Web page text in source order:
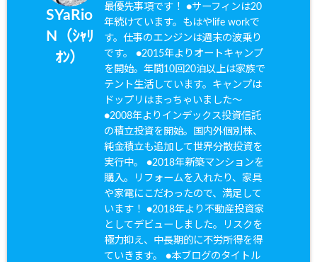
SYaRio
N（ｼｬﾘ
ｵﾝ）
最優先事項です！ ●サーフィンは20
年続けています。もはやlife workで
す。仕事のエンジンは週末の波乗り
です。 ●2015年よりオートキャンプ
を開始。年間10回20泊以上は家族で
テント生活しています。キャンプは
ドップリはまっちゃいました〜
●2008年よりインデックス投資信託
の積立投資を開始。国内外個別株、
純金積立も追加して世界分散投資を
実行中。 ●2018年新築マンションを
購入。リフォームを入れたり、家具
や家電にこだわったので、満足して
います！ ●2018年より不動産投資家
としてデビューしました。リスクを
極力抑え、中長期的に不労所得を得
ていきます。 ●本ブログのタイトル